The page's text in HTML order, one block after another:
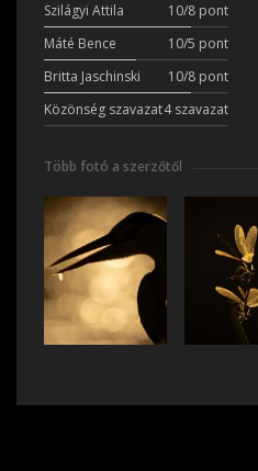
Szilágyi Attila 10/8 pont
Máté Bence
10/5 pont
Britta Jaschinski
10/8 pont
Közönség szavazat4 szavazat
Több fotó a szerzőtől